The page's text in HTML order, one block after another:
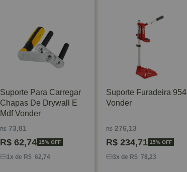
Suporte Para Carregar
Chapas De Drywall E
Mdf Vonder
R$73,81
R$62,74 15% OFF
1x de R$ 62,74
Suporte Furadeira 954
Vonder
R$276,13
R$234,71 15% OFF
3x de R$ 78,23